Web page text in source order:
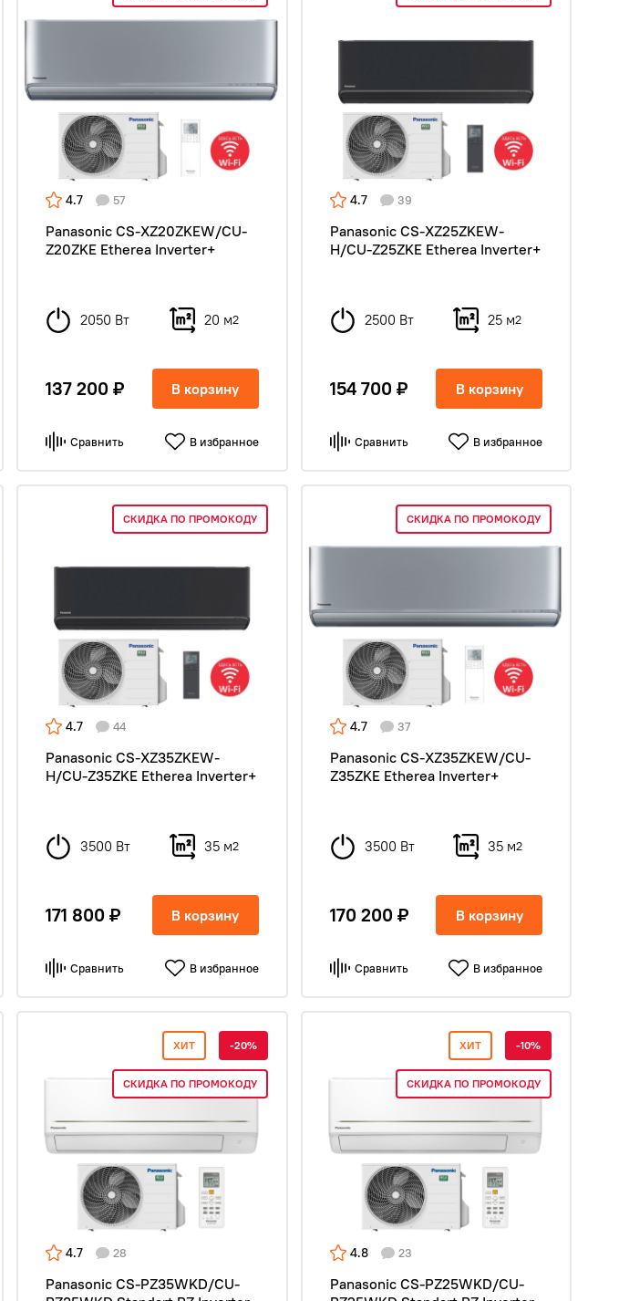
4.7 57
Panasonic CS-XZ20ZKEW/CU-
Z20ZKE Etherea Inverter+
2050 Вт 20 м2
137 200 ₽ В корзину
Сравнить В избранное
4.7 39
Panasonic CS-XZ25ZKEW-
H/CU-Z25ZKE Etherea Inverter+
2500 Вт 25 м2
154 700 ₽ В корзину
Сравнить В избранное
СКИДКА ПО ПРОМОКОДУ
4.7 44
Panasonic CS-XZ35ZKEW-
H/CU-Z35ZKE Etherea Inverter+
3500 Вт 35 м2
171 800 ₽ В корзину
Сравнить В избранное
СКИДКА ПО ПРОМОКОДУ
4.7 37
Panasonic CS-XZ35ZKEW/CU-
Z35ZKE Etherea Inverter+
3500 Вт 35 м2
170 200 ₽ В корзину
Сравнить В избранное
ХИТ -20%
СКИДКА ПО ПРОМОКОДУ
4.7 28
Panasonic CS-PZ35WKD/CU-
ХИТ -10%
СКИДКА ПО ПРОМОКОДУ
4.8 23
Panasonic CS-PZ25WKD/CU-